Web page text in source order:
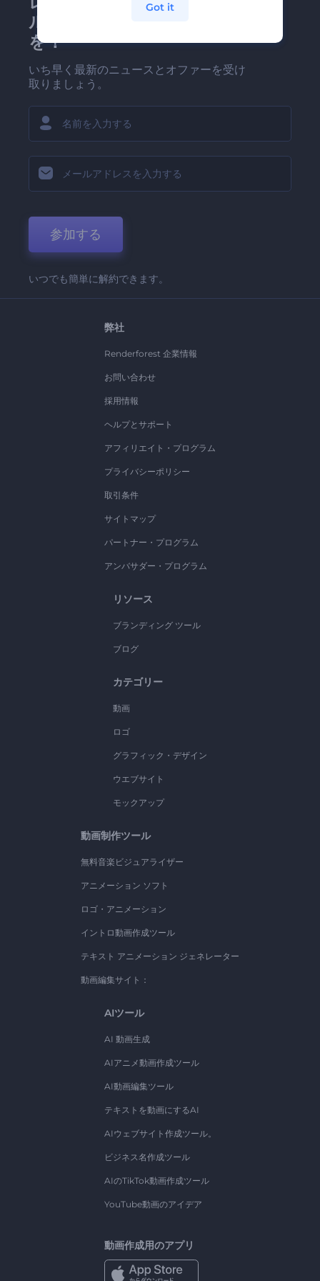
ルマガジンにどうかご登録
を！
いち早く最新のニュースとオファーを受け
取りましょう。
参加する
いつでも簡単に解約できます。
弊社
Renderforest 企業情報
お問い合わせ
採用情報
ヘルプとサポート
アフィリエイト・プログラム
プライバシーポリシー
取引条件
サイトマップ
パートナー・プログラム
アンバサダー・プログラム
リソース
ブランディング ツール
ブログ
カテゴリー
動画
ロゴ
グラフィック・デザイン
ウエブサイト
モックアップ
動画制作ツール
無料音楽ビジュアライザー
アニメーション ソフト
ロゴ・アニメーション
イントロ動画作成ツール
テキスト アニメーション ジェネレーター
動画編集サイト：
AIツール
AI 動画生成
AIアニメ動画作成ツール
AI動画編集ツール
テキストを動画にするAI
AIウェブサイト作成ツール。
ビジネス名作成ツール
AIのTikTok動画作成ツール
YouTube動画のアイデア
動画作成用のアプリ
Got it